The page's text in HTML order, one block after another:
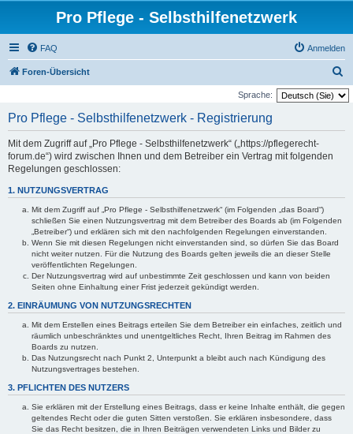
Pro Pflege - Selbsthilfenetzwerk
FAQ Anmelden
Foren-Übersicht
u
Sprache:
Pro Pflege - Selbsthilfenetzwerk - Registrierung
Mit dem Zugriff auf „Pro Pflege - Selbsthilfenetzwerk“ („https://pflegerecht-
forum.de“) wird zwischen Ihnen und dem Betreiber ein Vertrag mit folgenden
Regelungen geschlossen:
1. NUTZUNGSVERTRAG
Mit dem Zugriff auf „Pro Pflege - Selbsthilfenetzwerk“ (im Folgenden „das Board“)
schließen Sie einen Nutzungsvertrag mit dem Betreiber des Boards ab (im Folgenden
„Betreiber“) und erklären sich mit den nachfolgenden Regelungen einverstanden.
Wenn Sie mit diesen Regelungen nicht einverstanden sind, so dürfen Sie das Board
nicht weiter nutzen. Für die Nutzung des Boards gelten jeweils die an dieser Stelle
veröffentlichten Regelungen.
Der Nutzungsvertrag wird auf unbestimmte Zeit geschlossen und kann von beiden
Seiten ohne Einhaltung einer Frist jederzeit gekündigt werden.
2. EINRÄUMUNG VON NUTZUNGSRECHTEN
Mit dem Erstellen eines Beitrags erteilen Sie dem Betreiber ein einfaches, zeitlich und
räumlich unbeschränktes und unentgeltliches Recht, Ihren Beitrag im Rahmen des
Boards zu nutzen.
Das Nutzungsrecht nach Punkt 2, Unterpunkt a bleibt auch nach Kündigung des
Nutzungsvertrages bestehen.
3. PFLICHTEN DES NUTZERS
Sie erklären mit der Erstellung eines Beitrags, dass er keine Inhalte enthält, die gegen
geltendes Recht oder die guten Sitten verstoßen. Sie erklären insbesondere, dass
Sie das Recht besitzen, die in Ihren Beiträgen verwendeten Links und Bilder zu